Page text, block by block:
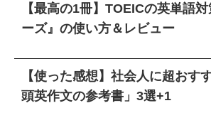
【最高の1冊】TOEICの英単語
ーズ』の使い方＆レビュー
【使った感想】社会人に超おす
頭英作文の参考書」3選+1